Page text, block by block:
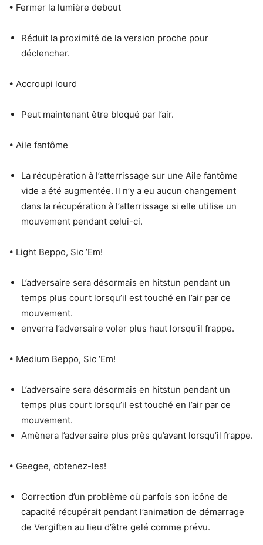
• Fermer la lumière debout
Réduit la proximité de la version proche pour
déclencher.
• Accroupi lourd
Peut maintenant être bloqué par l’air.
• Aile fantôme
La récupération à l’atterrissage sur une Aile fantôme
vide a été augmentée. Il n’y a eu aucun changement
dans la récupération à l’atterrissage si elle utilise un
mouvement pendant celui-ci.
• Light Beppo, Sic ‘Em!
L’adversaire sera désormais en hitstun pendant un
temps plus court lorsqu’il est touché en l’air par ce
mouvement.
enverra l’adversaire voler plus haut lorsqu’il frappe.
• Medium Beppo, Sic ‘Em!
L’adversaire sera désormais en hitstun pendant un
temps plus court lorsqu’il est touché en l’air par ce
mouvement.
Amènera l’adversaire plus près qu’avant lorsqu’il frappe.
• Geegee, obtenez-les!
Correction d’un problème où parfois son icône de
capacité récupérait pendant l’animation de démarrage
de Vergiften au lieu d’être gelé comme prévu.